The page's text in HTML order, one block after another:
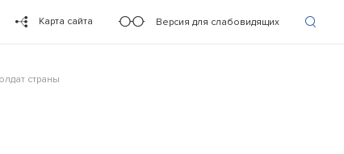
Карта сайта Версия для слабовидящих
страны